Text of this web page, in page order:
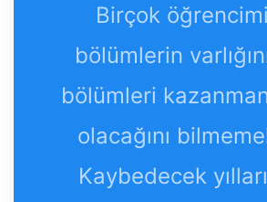
Birçok
bölümlerin
bölümleri
olacağını
Kaybedecek